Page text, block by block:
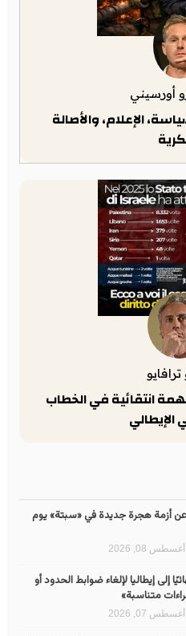
أورسيني
الإعلام، والأصالة
انتقائية في الخطاب
أزمة هجرة جديدة في «سبتة» يوم
أغسطس 08, 2026
إلى إيطاليا لإلغاء ضوابط الحدود أو
متناسبة»
أغسطس 07, 2026